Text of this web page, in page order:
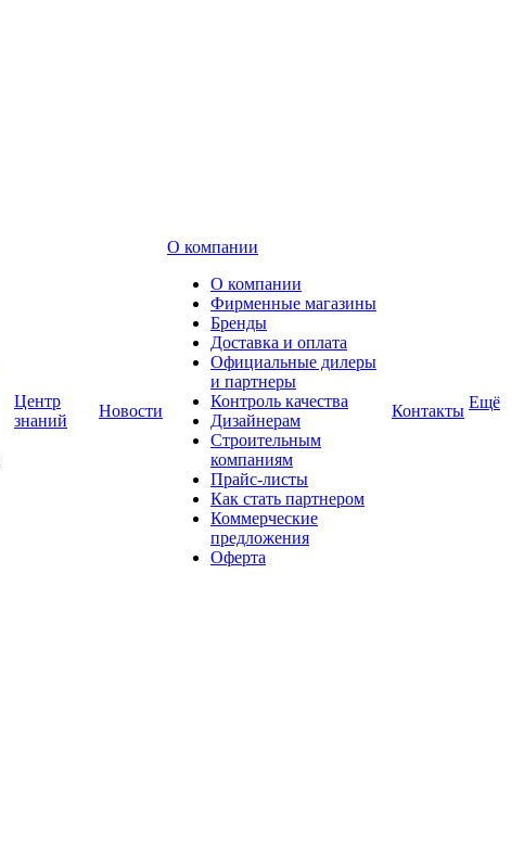
Центр
знаний
Новости
О компании
О компании
Фирменные магазины
Бренды
Доставка и оплата
Официальные дилеры
и партнеры
Контроль качества
Дизайнерам
Строительным
компаниям
Прайс-листы
Как стать партнером
Коммерческие
предложения
Оферта
Контакты Ещё